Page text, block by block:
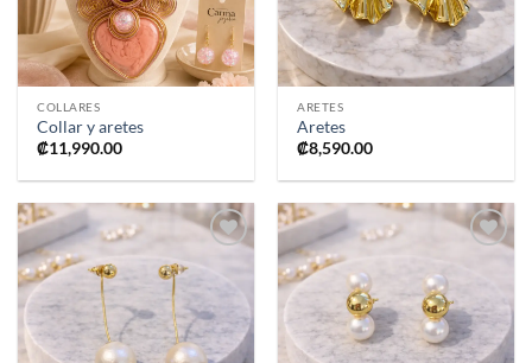
COLLARES
Collar y aretes
₡11,990.00
ARETES
Aretes
₡8,590.00
deseos
deseos